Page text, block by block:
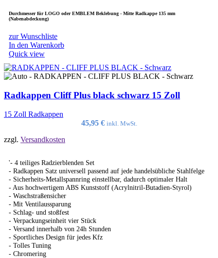
Durchmesser für LOGO oder EMBLEM Beklebung - Mitte Radkappe 135 mm
(Nabenabdeckung)
zur Wunschliste
In den Warenkorb
Quick view
Radkappen Cliff Plus black schwarz 15 Zoll
15 Zoll Radkappen
45,95 € inkl. MwSt.
zzgl. Versandkosten
'- 4 teiliges Radzierblenden Set
- Radkappen Satz universell passend auf jede handelsübliche Stahlfelge
- Sicherheits-Metallspannring einstellbar, dadurch optimaler Halt
- Aus hochwertigem ABS Kunststoff (Acrylnitril-Butadien-Styrol)
- Waschstraßensicher
- Mit Ventilaussparung
- Schlag- und stoßfest
- Verpackungseinheit vier Stück
- Versand innerhalb von 24h Stunden
- Sportliches Design für jedes Kfz
- Tolles Tuning
- Chromering